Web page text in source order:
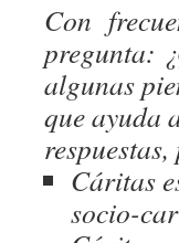
Con
pregunta:
algunas
que ayuda
Cáritas
socio-